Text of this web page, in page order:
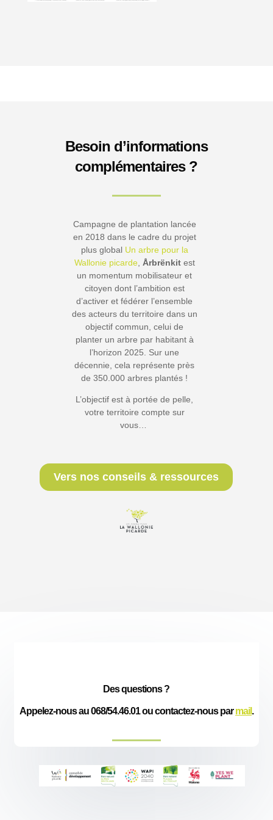
Besoin d’informations
complémentaires ?
Campagne de plantation lancée
en 2018 dans le cadre du projet
plus global Un arbre pour la
Wallonie picarde, Årbrënkitest
un momentum mobilisateur et
citoyen dont l’ambition est
d’activer et fédérer l’ensemble
des acteurs du territoire dans un
objectif commun, celui de
planter un arbre par habitant à
l’horizon 2025. Sur une
décennie, cela représente près
de 350.000 arbres plantés !
L’objectif est à portée de pelle,
votre territoire compte sur
vous…
Vers nos conseils & ressources
Des questions ?
Appelez-nous au 068/54.46.01 ou contactez-nous parmail.